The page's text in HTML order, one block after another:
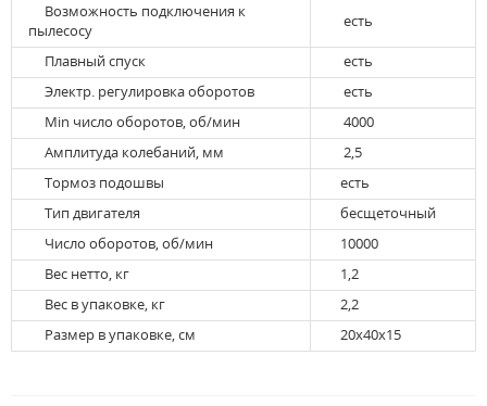
Возможность подключения к
пылесосу
есть
Плавный спуск
есть
Электр. регулировка оборотов
есть
Min число оборотов, об/мин
4000
Амплитуда колебаний, мм
2,5
Тормоз подошвы
есть
Тип двигателя
бесщеточный
Число оборотов, об/мин
10000
Вес нетто, кг
1,2
Вес в упаковке, кг
2,2
Размер в упаковке, см
20х40х15